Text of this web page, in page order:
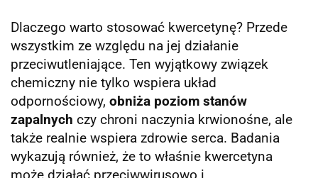
Dlaczego warto stosować kwercetynę? Przede
wszystkim ze względu na jej działanie
przeciwutleniające. Ten wyjątkowy związek
chemiczny nie tylko wspiera układ
odpornościowy, obniża poziom stanów
zapalnych czy chroni naczynia krwionośne, ale
także realnie wspiera zdrowie serca. Badania
wykazują również, że to właśnie kwercetyna